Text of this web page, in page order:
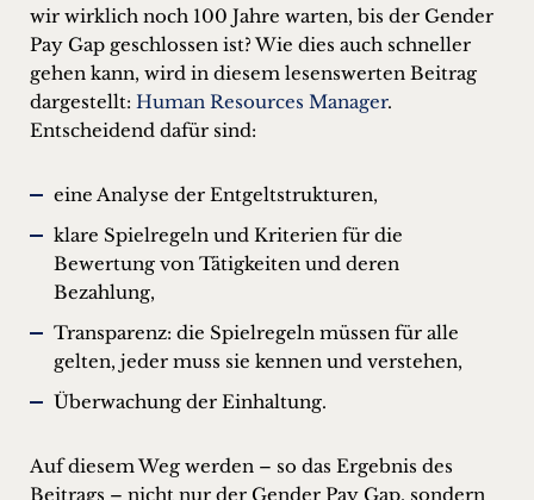
Philosophie
Presseanfragen
wir wirklich noch 100 Jahre warten, bis der Gender
Pay Gap geschlossen ist? Wie dies auch schneller
gehen kann, wird in diesem lesenswerten Beitrag
dargestellt: Human Resources Manager.
Entscheidend dafür sind:
eine Analyse der Entgeltstrukturen,
klare Spielregeln und Kriterien für die
Bewertung von Tätigkeiten und deren
Bezahlung,
Transparenz: die Spielregeln müssen für alle
gelten, jeder muss sie kennen und verstehen,
Überwachung der Einhaltung.
Auf diesem Weg werden – so das Ergebnis des
Beitrags – nicht nur der Gender Pay Gap, sondern